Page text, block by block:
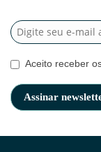
Aceito receber